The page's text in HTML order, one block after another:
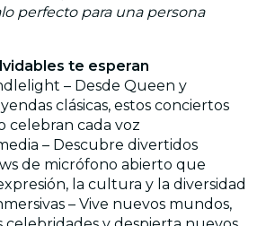
perfecto para una persona
te esperan
– Desde Queen y
clásicas, estos conciertos
cada voz
– Descubre divertidos
de micrófono abierto que
la cultura y la diversidad
– Vive nuevos mundos,